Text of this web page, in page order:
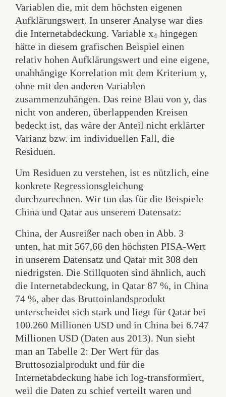
Variablen die, mit dem höchsten eigenen
Aufklärungswert. In unserer Analyse war dies
die Internetabdeckung. Variable x4 hingegen
hätte in diesem grafischen Beispiel einen
relativ hohen Aufklärungswert und eine eigene,
unabhängige Korrelation mit dem Kriterium y,
ohne mit den anderen Variablen
zusammenzuhängen. Das reine Blau von y, das
nicht von anderen, überlappenden Kreisen
bedeckt ist, das wäre der Anteil nicht erklärter
Varianz bzw. im individuellen Fall, die
Residuen.
Um Residuen zu verstehen, ist es nützlich, eine
konkrete Regressionsgleichung
durchzurechnen. Wir tun das für die Beispiele
China und Qatar aus unserem Datensatz:
China, der Ausreißer nach oben in Abb. 3
unten, hat mit 567,66 den höchsten PISA-Wert
in unserem Datensatz und Qatar mit 308 den
niedrigsten. Die Stillquoten sind ähnlich, auch
die Internetabdeckung, in Qatar 87 %, in China
74 %, aber das Bruttoinlandsprodukt
unterscheidet sich stark und liegt für Qatar bei
100.260 Millionen USD und in China bei 6.747
Millionen USD (Daten aus 2013). Nun sieht
man an Tabelle 2: Der Wert für das
Bruttosozialprodukt und für die
Internetabdeckung habe ich log-transformiert,
weil die Daten zu schief verteilt waren und